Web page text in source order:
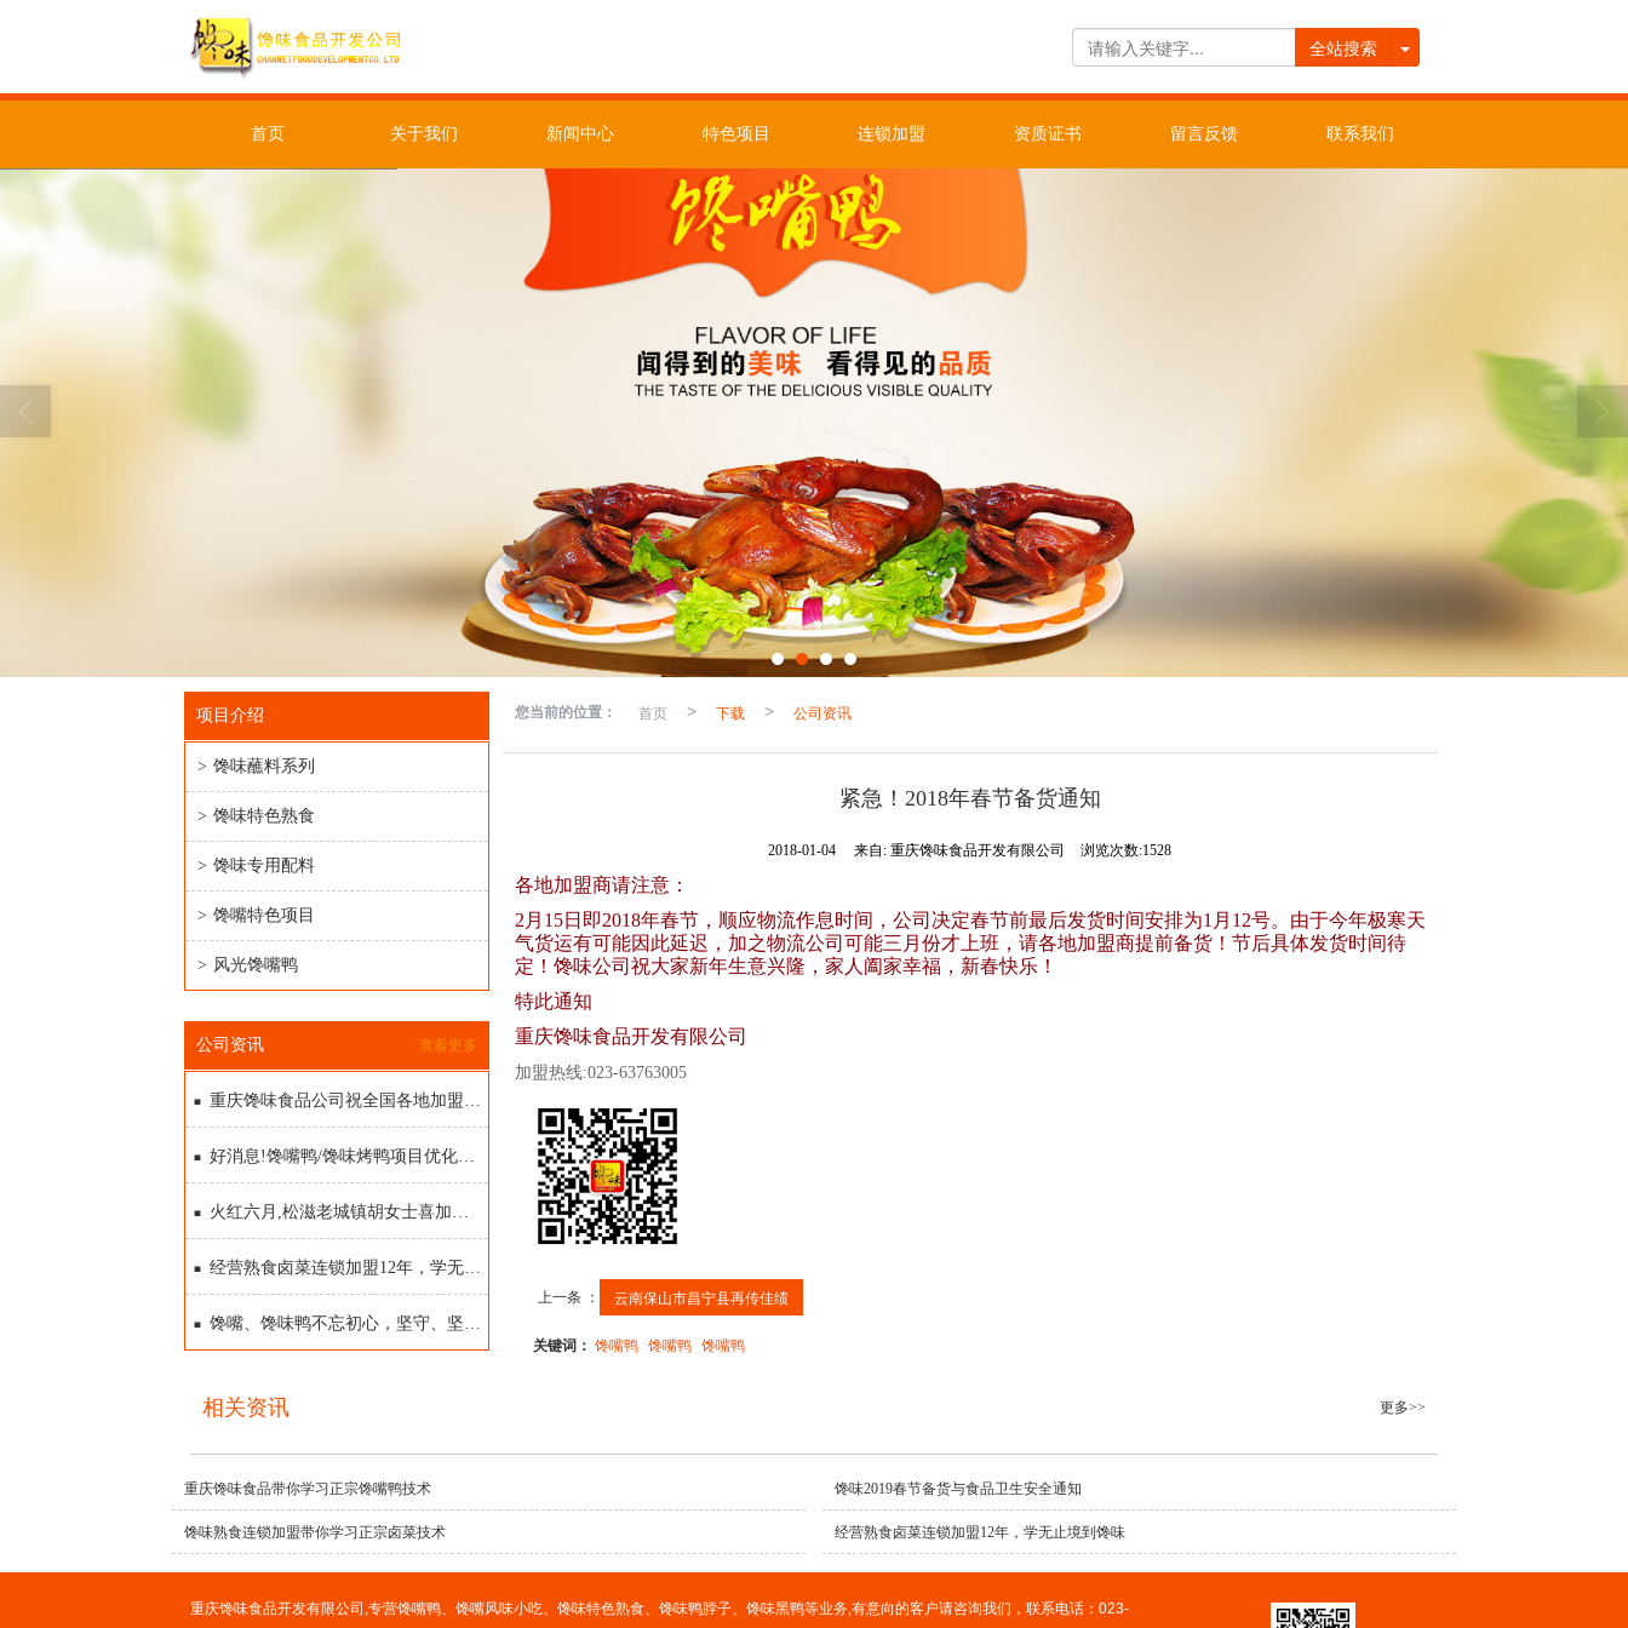
全站搜索
首页 关于我们 新闻中心 特色项目 连锁加盟 资质证书 留言反馈 联系我们
您当前的位置： 首页 > 下载 > 公司资讯
紧急！2018年春节备货通知
2018-01-04 来自:重庆馋味食品开发有限公司 浏览次数:1528
各地加盟商请注意：
2月15日即2018年春节，顺应物流作息时间，公司决定春节前最后发货时间安排为1月12号。由于今年极寒天
气货运有可能因此延迟，加之物流公司可能三月份才上班，请各地加盟商提前备货！节后具体发货时间待
定！馋味公司祝大家新年生意兴隆，家人阖家幸福，新春快乐！
特此通知
重庆馋味食品开发有限公司
加盟热线:023-63763005
上一条 ： 云南保山市昌宁县再传佳绩
关键词： 馋嘴鸭 馋嘴鸭 馋嘴鸭
项目介绍
> 馋味蘸料系列
> 馋味特色熟食
> 馋味专用配料
> 馋嘴特色项目
> 风光馋嘴鸭
公司资讯 查看更多
重庆馋味食品公司祝全国各地加盟商圣诞节快乐
好消息!馋嘴鸭/馋味烤鸭项目优化整合!
火红六月,松滋老城镇胡女士喜加盟馋嘴鸭项目
经营熟食卤菜连锁加盟12年，学无止境到馋味
馋嘴、馋味鸭不忘初心，坚守、坚持自律经营17年
相关资讯 更多>>
重庆馋味食品带你学习正宗馋嘴鸭技术 馋味2019春节备货与食品卫生安全通知
馋味熟食连锁加盟带你学习正宗卤菜技术 经营熟食卤菜连锁加盟12年，学无止境到馋味
重庆馋味食品开发有限公司,专营馋嘴鸭、馋嘴风味小吃、馋味特色熟食、馋味鸭脖子、馋味黑鸭等业务,有意向的客户请咨询我们，联系电话：023-